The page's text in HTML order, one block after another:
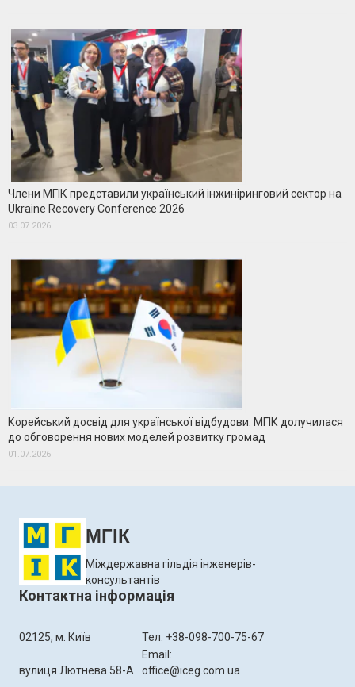
Члени МГІК представили український інжиніринговий сектор на
Ukraine Recovery Conference 2026
03.07.2026
Корейський досвід для української відбудови: МГІК долучилася
до обговорення нових моделей розвитку громад
01.07.2026
МГІК
Міждержавна гільдія інженерів-
консультантів
Контактна інформація
02125, м. Київ
вулиця Лютнева 58-А
Тел: +38-098-700-75-67
Email:
office@iceg.com.ua